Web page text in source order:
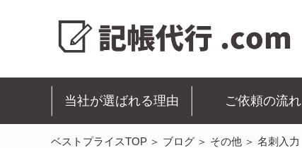
当社が選ばれる理由 ご依頼の流れ
ベストプライスTOP ブログ その他 名刺入力